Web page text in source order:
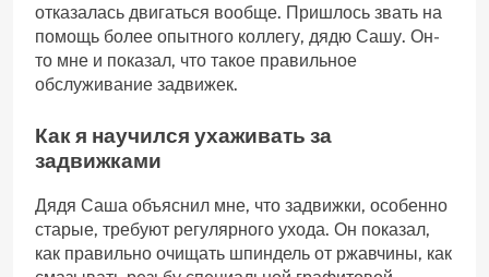
отказалась двигаться вообще. Пришлось звать на
помощь более опытного коллегу‚ дядю Сашу. Он-
то мне и показал‚ что такое правильное
обслуживание задвижек.
Как я научился ухаживать за
задвижками
Дядя Саша объяснил мне‚ что задвижки‚ особенно
старые‚ требуют регулярного ухода. Он показал‚
как правильно очищать шпиндель от ржавчины‚ как